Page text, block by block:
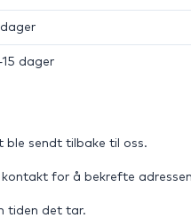
dager
ble sendt tilbake til oss.
for å bekrefte
tiden det tar.